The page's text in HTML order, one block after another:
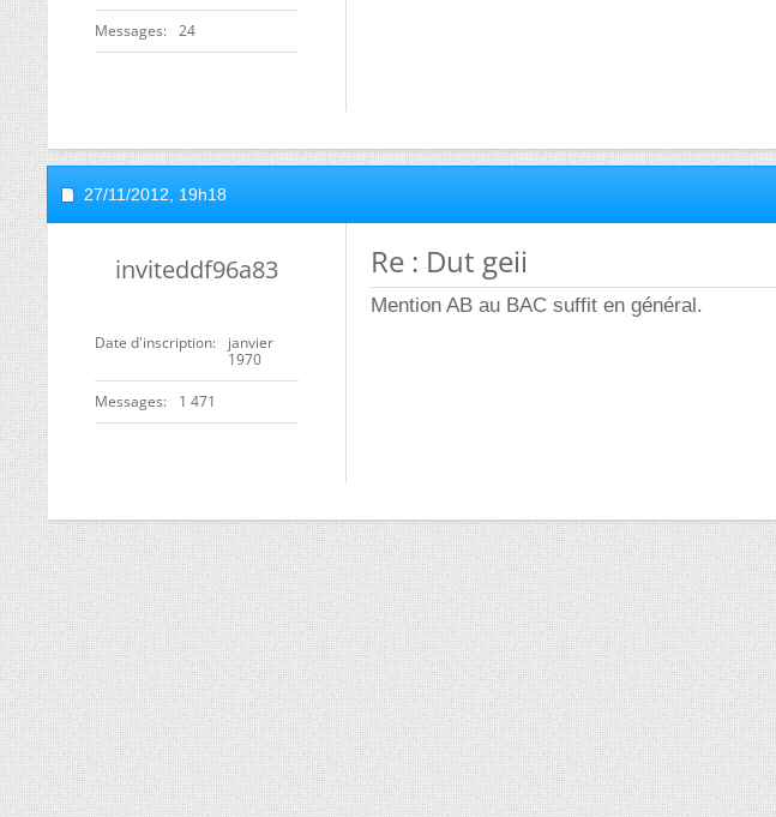
Messages 24
27/11/2012, 19h18
inviteddf96a83
Date d'inscription
janvier
1970
Messages 1 471
Re : Dut geii
Mention AB au BAC suffit en général.